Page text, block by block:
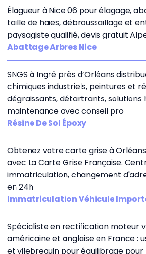
Élagueur à Nice 06 pour élagage,
taille de haies, débroussaillage et
paysagiste qualifié, devis gratuit
Abattage Arbres Nice
SNGS à Ingré près d’Orléans
chimiques industriels, peintures et
dégraissants, détartrants, solutions
maintenance avec conseil pro
Résine De Sol Époxy
Obtenez votre carte grise à
avec La Carte Grise Française.
immatriculation, changement
en 24h
Immatriculation Véhicule
Spécialiste en rectification moteur
américaine et anglaise en France :
et vilebrequin pour équilibrage